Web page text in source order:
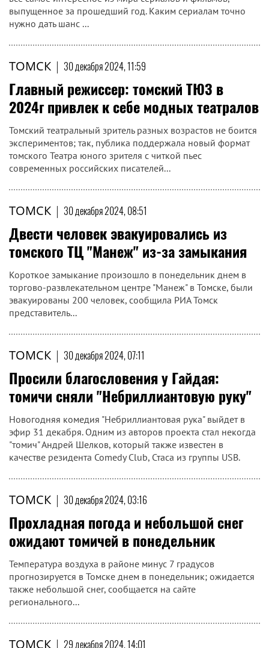
выпущенное за прошедший год. Каким сериалам точно
нужно дать шанс ...
ТОМСК | 30 декабря 2024, 11:59
Главный режиссер: томский ТЮЗ в
2024г привлек к себе модных театралов
Томский театральный зритель разных возрастов не боится
экспериментов; так, публика поддержала новый формат
томского Театра юного зрителя с читкой пьес
современных российских писателей...
ТОМСК | 30 декабря 2024, 08:51
Двести человек эвакуировались из
томского ТЦ "Манеж" из-за замыкания
Короткое замыкание произошло в понедельник днем в
торгово-развлекательном центре "Манеж" в Томске, были
эвакуированы 200 человек, сообщила РИА Томск
представитель...
ТОМСК | 30 декабря 2024, 07:11
Просили благословения у Гайдая:
томичи сняли "Небриллиантовую руку"
Новогодняя комедия "Небриллиантовая рука" выйдет в
эфир 31 декабря. Одним из авторов проекта стал некогда
"томич" Андрей Шелков, который также известен в
качестве резидента Comedy Club, Стаса из группы USB.
ТОМСК | 30 декабря 2024, 03:16
Прохладная погода и небольшой снег
ожидают томичей в понедельник
Температура воздуха в районе минус 7 градусов
прогнозируется в Томске днем в понедельник; ожидается
также небольшой снег, сообщается на сайте
регионального...
ТОМСК | 29 декабря 2024, 14:01